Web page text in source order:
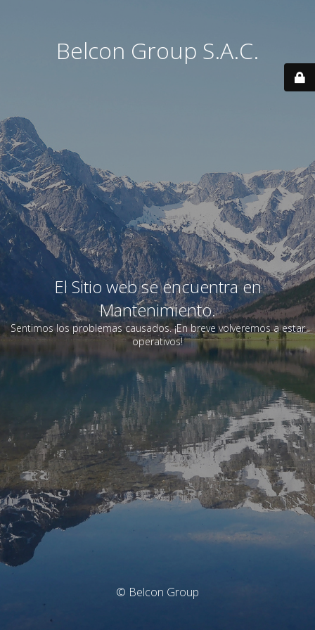
Belcon Group S.A.C.
El Sitio web se encuentra en
Mantenimiento.
Sentimos los problemas causados. ¡En breve volveremos a estar
operativos!
© Belcon Group